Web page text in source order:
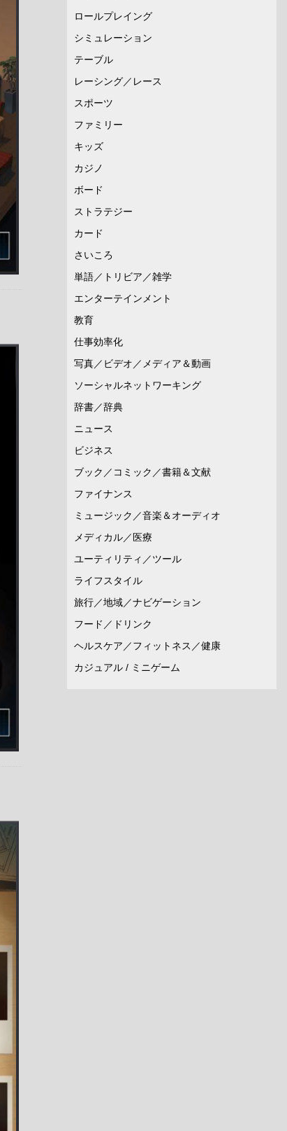
ロールプレイング
シミュレーション
テーブル
レーシング／レース
スポーツ
ファミリー
キッズ
カジノ
ボード
ストラテジー
カード
さいころ
単語／トリビア／雑学
エンターテインメント
教育
仕事効率化
写真／ビデオ／メディア＆動画
ソーシャルネットワーキング
辞書／辞典
ニュース
ビジネス
ブック／コミック／書籍＆文献
ファイナンス
ミュージック／音楽＆オーディオ
メディカル／医療
ユーティリティ／ツール
ライフスタイル
旅行／地域／ナビゲーション
フード／ドリンク
ヘルスケア／フィットネス／健康
カジュアル / ミニゲーム